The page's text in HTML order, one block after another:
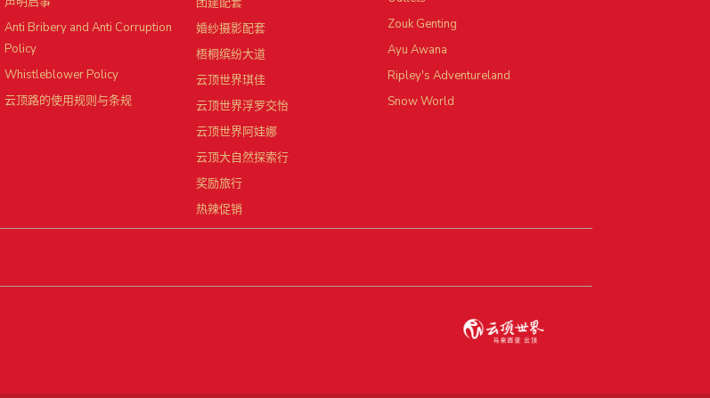
Anti Bribery and Anti Corruption
Policy
Whistleblower Policy
云顶路的使用规则与条规
婚纱摄影配套
梧桐缤纷大道
云顶世界琪佳
云顶世界浮罗交怡
云顶世界阿娃娜
云顶大自然探索行
奖励旅行
热辣促销
Zouk Genting
Ayu Awana
Ripley's Adventureland
Snow World